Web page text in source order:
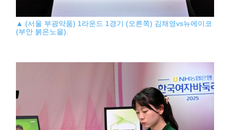
▲ (서울 부광약품) 1라운드 1경기 (오른쪽) 김채영vs뉴에이코
(부안 붉은노을).